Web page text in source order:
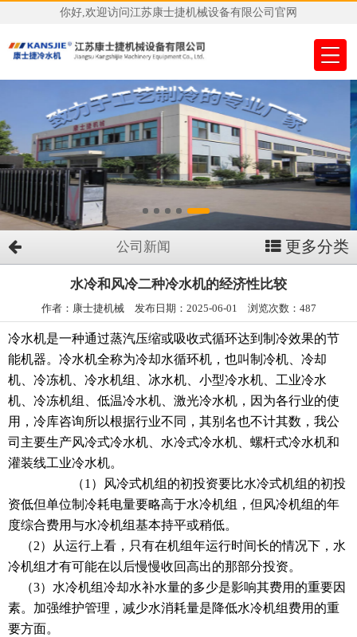
你好,欢迎访问江苏康士捷机械设备有限公司官网
公司新闻 更多分类
水冷和风冷二种冷水机的经济性比较
作者：康士捷机械 发布日期：2025-06-01 浏览次数：487
冷水机是一种通过蒸汽压缩或吸收式循环达到制冷效果的节
能机器。冷水机全称为冷却水循环机，也叫制冷机、冷却
机、冷冻机、冷水机组、冰水机、小型冷水机、工业冷水
机、冷冻机组、低温冷水机、激光冷水机，因为各行业的使
用，冷库咨询所以根据行业不同，其别名也不计其数，我公
司主要生产风冷式冷水机、水冷式冷水机、螺杆式冷水机和
灌装线工业冷水机。
（1）风冷式机组的初投资要比水冷式机组的初投
资低但单位制冷耗电量要略高于水冷机组，但风冷机组的年
度综合费用与水冷机组基本持平或稍低。
（2）从运行上看，只有在机组年运行时间长的情况下，水
冷机组才有可能在以后慢慢收回高出的那部分投资。
（3）水冷机组冷却水补水量的多少是影响其费用的重要因
素。加强维护管理，减少水消耗量是降低水冷机组费用的重
要方面。